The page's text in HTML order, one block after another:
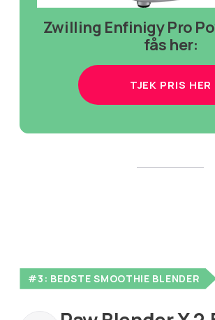
Zwilling Enfinigy Pro
fås her:
TJEK PRIS HER
#3: BEDSTE SMOOTHIE BLENDER